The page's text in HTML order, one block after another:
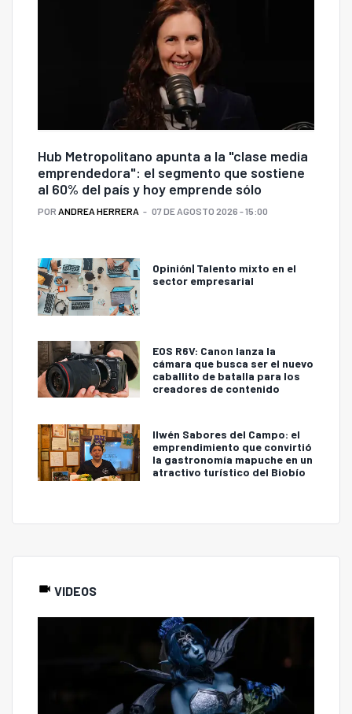
Hub Metropolitano apunta a la "clase media
emprendedora": el segmento que sostiene
al 60% del país y hoy emprende sólo
POR ANDREA HERRERA 07 DE AGOSTO 2026 - 15:00
Opinión| Talento mixto en el
sector empresarial
EOS R6V: Canon lanza la
cámara que busca ser el nuevo
caballito de batalla para los
creadores de contenido
Ilwén Sabores del Campo: el
emprendimiento que convirtió
la gastronomía mapuche en un
atractivo turístico del Biobío
VIDEOS